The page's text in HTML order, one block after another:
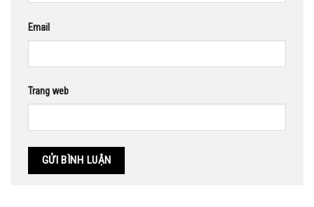
Email
Trang web